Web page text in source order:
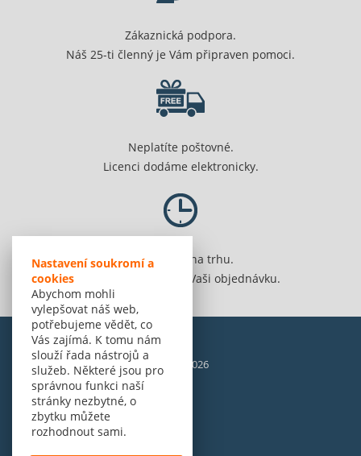
Nastavení soukromí a
cookies
Abychom mohli
vylepšovat náš web,
potřebujeme vědět, co
Vás zajímá. K tomu nám
slouží řada nástrojů a
služeb. Některé jsou pro
správnou funkci naší
stránky nezbytné, o
zbytku můžete
rozhodnout sami.
Zákaznická podpora.
Náš 25-ti členný je Vám připraven pomoci.
Neplatíte poštovné.
Licenci dodáme elektronicky.
Jsme 20 let na trhu.
Spolehlivě vyřídíme Vaši objednávku.
© Amenit Software Solutions, 1998 - 2026
Powered by nopCommerce